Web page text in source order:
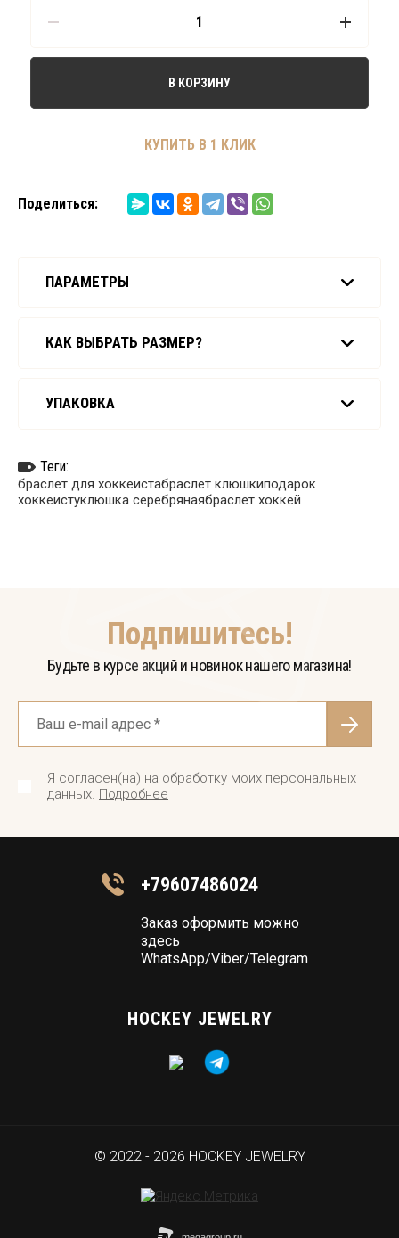
ПАРАМЕТРЫ
КАК ВЫБРАТЬ РАЗМЕР?
УПАКОВКА
Теги:
браслет для хоккеистабраслет клюшкиподарок
хоккеистуклюшка серебрянаябраслет хоккей
В КОРЗИНУ
КУПИТЬ В 1 КЛИК
Поделиться:
Подпишитесь!
Будьте в курсе акций и новинок нашего магазина!
Я согласен(на) на обработку моих персональных
данных. Подробнее
+79607486024
Заказ оформить можно
здесь
WhatsApp/Viber/Telegram
HOCKEY JEWELRY
© 2022 - 2026 HOCKEY JEWELRY